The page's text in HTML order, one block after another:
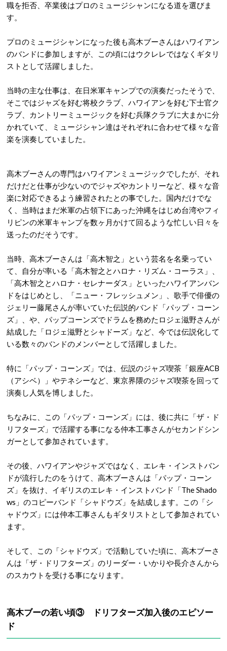
職を拒否、卒業後はプロのミュージシャンになる道を選びま
す。
プロのミュージシャンになった後も高木ブーさんはハワイアン
のバンドに参加しますが、この頃にはウクレレではなくギタリ
ストとして活躍しました。
当時の主な仕事は、在日米軍キャンプでの演奏だったそうで、
そこではジャズを好む将校クラブ、ハワイアンを好む下士官ク
ラブ、カントリーミュージックを好む兵隊クラブに大まかに分
かれていて、ミュージシャン達はそれぞれに合わせて様々な音
楽を演奏していました。
高木ブーさんの専門はハワイアンミュージックでしたが、それ
だけだと仕事が少ないのでジャズやカントリーなど、様々な音
楽に対応できるよう練習されたとの事でした。国内だけでな
く、当時はまだ米軍の占領下にあった沖縄をはじめ台湾やフィ
リピンの米軍キャンプを数ヶ月かけて回るような忙しい日々を
送ったのだそうです。
当時、高木ブーさんは「高木智之」という芸名を名乗ってい
て、自分が率いる「高木智之とハロナ・リズム・コーラス」、
「高木智之とハロナ・セレナーダス」といったハワイアンバン
ドをはじめとし、「ニュー・フレッシュメン」、歌手で俳優の
ジェリー藤尾さんが率いていた伝説的バンド「パップ・コーン
ズ」、や、パップコーンズでドラムを務めたロジェ滋野さんが
結成した「ロジェ滋野とシャドーズ」など、今では伝説化して
いる数々のバンドのメンバーとして活躍しました。
特に「パップ・コーンズ」では、伝説のジャズ喫茶「銀座ACB
（アシベ）」やテネシーなど、東京界隈のジャズ喫茶を回って
演奏し人気を博しました。
ちなみに、この「パップ・コーンズ」には、後に共に「ザ・ド
リフターズ」で活躍する事になる仲本工事さんがセカンドシン
ガーとして参加されています。
その後、ハワイアンやジャズではなく、エレキ・インストバン
ドが流行したのをうけて、高木ブーさんは「パップ・コーン
ズ」を抜け、イギリスのエレキ・インストバンド「The Shado
ws」のコピーバンド「シャドウズ」を結成します。この「シ
ャドウズ」には仲本工事さんもギタリストとして参加されてい
ます。
そして、この「シャドウズ」で活動していた頃に、高木ブーさ
んは「ザ・ドリフターズ」のリーダー・いかりや長介さんから
のスカウトを受ける事になります。
高木ブーの若い頃③ ドリフターズ加入後のエピソー
ド